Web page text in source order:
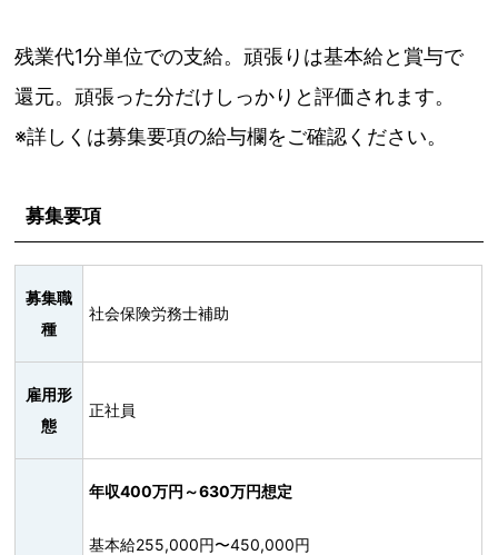
残業代1分単位での支給。頑張りは基本給と賞与で
還元。頑張った分だけしっかりと評価されます。
※詳しくは募集要項の給与欄をご確認ください。
募集要項
募集職
種
社会保険労務士補助
雇用形
態
正社員
年収400万円～630万円想定
基本給255,000円〜450,000円